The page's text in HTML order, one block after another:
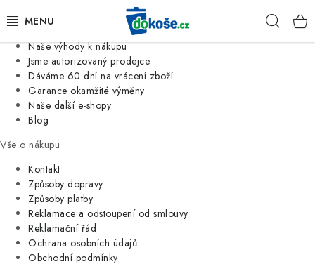
Jsme tradiční česká firma
Naše výhody k nákupu
Jsme autorizovaný prodejce
Dáváme 60 dní na vrácení zboží
Garance okamžité výměny
Naše další e-shopy
Blog
Vše o nákupu
Kontakt
Způsoby dopravy
Způsoby platby
Reklamace a odstoupení od smlouvy
Reklamační řád
Ochrana osobních údajů
Obchodní podmínky
KOŠE
SÁČKY
KUCHYNĚ
ORGANIZACE
DOMÁCNOST